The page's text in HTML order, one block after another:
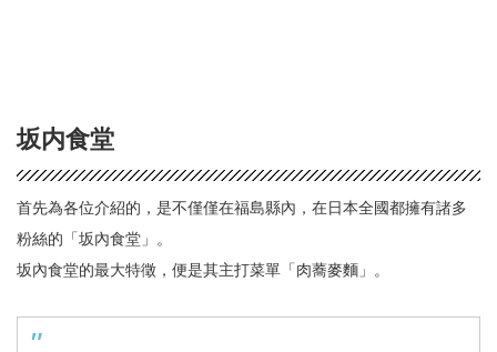
坂内食堂
首先為各位介紹的，是不僅僅在福島縣內，在日本全國都擁有諸多
粉絲的「坂內食堂」。
坂內食堂的最大特徵，便是其主打菜單「肉蕎麥麵」。